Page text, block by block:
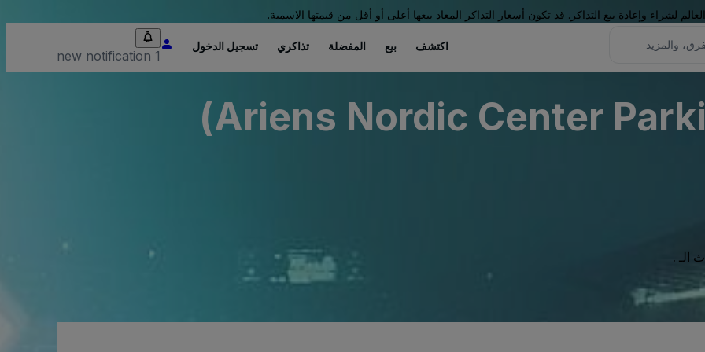
لشراء وإعادة بيع التذاكر. قد تكون أسعار التذاكر المعاد بيعها أعلى أو أقل من قيمتها الاسمية.
اكتشف بيع المفضلة تذاكري تسجيل الدخول
1 new notification
Ariens Nordic Center
الـ .